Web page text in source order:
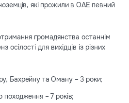
які прожили в ОАЕ певний
громадянства останнім
осілості для вихідців із різних
Бахрейну та Оману – 3 роки;
походження – 7 років;